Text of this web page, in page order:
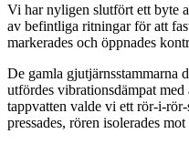
Vi har nyligen slutfört ett byte
av befintliga ritningar för att
markerades och öppnades
De gamla gjutjärnsstammarna
utfördes vibrationsdämpat
tappvatten valde vi ett rör-i-
pressades, rören isolerades